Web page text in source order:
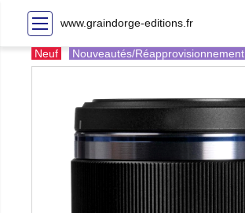
www.graindorge-editions.fr
Neuf Nouveautés/Réapprovisionnement